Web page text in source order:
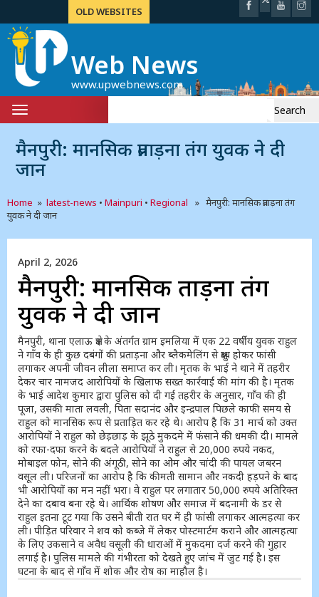
OLD WEBSITES
Web News
www.upwebnews.com
Toggle
navigation
मैनपुरी: मानसिक प्रताड़ना तंग युवक ने दी
जान
Home » latest-news • Mainpuri • Regional » मैनपुरी: मानसिक प्रताड़ना तंग
युवक ने दी जान
April 2, 2026
मैनपुरी: मानसिक प्रताड़ना तंग
युवक ने दी जान
मैनपुरी, थाना एलाऊ क्षेत्र के अंतर्गत ग्राम इमलिया में एक 22 वर्षीय युवक राहुल
ने गाँव के ही कुछ दबंगों की प्रताड़ना और ब्लैकमेलिंग से क्षुब्ध होकर फांसी
लगाकर अपनी जीवन लीला समाप्त कर ली। मृतक के भाई ने थाने में तहरीर
देकर चार नामजद आरोपियों के खिलाफ सख्त कार्रवाई की मांग की है। मृतक
के भाई आदेश कुमार द्वारा पुलिस को दी गई तहरीर के अनुसार, गाँव की ही
पूजा, उसकी माता लवली, पिता सदानंद और इन्द्रपाल पिछले काफी समय से
राहुल को मानसिक रूप से प्रताड़ित कर रहे थे। आरोप है कि 31 मार्च को उक्त
आरोपियों ने राहुल को छेड़छाड़ के झूठे मुकदमे में फंसाने की धमकी दी। मामले
को रफा-दफा करने के बदले आरोपियों ने राहुल से 20,000 रुपये नकद,
मोबाइल फोन, सोने की अंगूठी, सोने का ओम और चांदी की पायल जबरन
वसूल ली। परिजनों का आरोप है कि कीमती सामान और नकदी हड़पने के बाद
भी आरोपियों का मन नहीं भरा। वे राहुल पर लगातार 50,000 रुपये अतिरिक्त
देने का दबाव बना रहे थे। आर्थिक शोषण और समाज में बदनामी के डर से
राहुल इतना टूट गया कि उसने बीती रात घर में ही फांसी लगाकर आत्महत्या कर
ली। पीड़ित परिवार ने शव को कब्जे में लेकर पोस्टमार्टम कराने और आत्महत्या
के लिए उकसाने व अवैध वसूली की धाराओं में मुकदमा दर्ज करने की गुहार
लगाई है। पुलिस मामले की गंभीरता को देखते हुए जांच में जुट गई है। इस
घटना के बाद से गाँव में शोक और रोष का माहौल है।